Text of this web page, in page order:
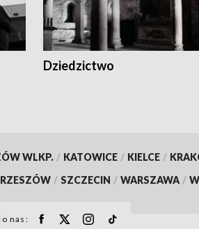
Dziedzictwo
WLKP. / KATOWICE / KIELCE /
RZESZÓW / SZCZECIN / WARSZAWA /
nas: